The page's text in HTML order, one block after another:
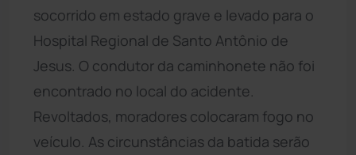
socorrido em estado grave e levado para o
Hospital Regional de Santo Antônio de
Jesus. O condutor da caminhonete não foi
encontrado no local do acidente.
Revoltados, moradores colocaram fogo no
veículo. As circunstâncias da batida serão